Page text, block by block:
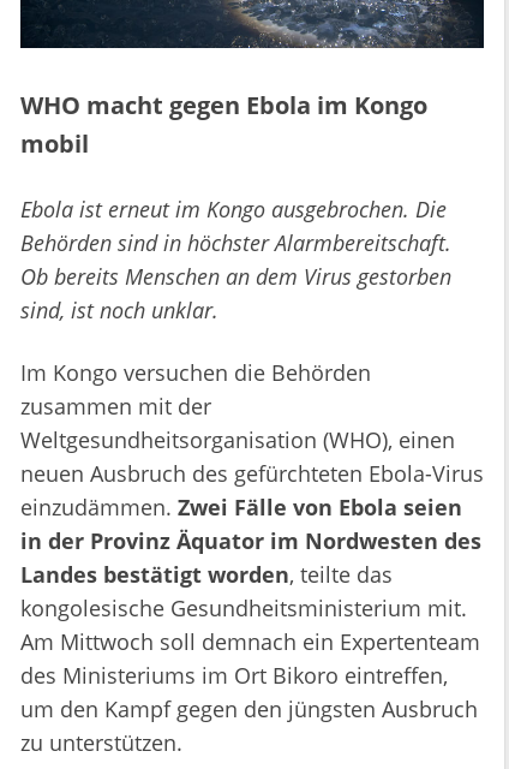
WHO macht gegen Ebola im Kongo
mobil
Ebola ist erneut im Kongo ausgebrochen. Die
Behörden sind in höchster Alarmbereitschaft.
Ob bereits Menschen an dem Virus gestorben
sind, ist noch unklar.
Im Kongo versuchen die Behörden
zusammen mit der
Weltgesundheitsorganisation (WHO), einen
neuen Ausbruch des gefürchteten Ebola-Virus
einzudämmen. Zwei Fälle von Ebola seien
in der Provinz Äquator im Nordwesten des
Landes bestätigt worden, teilte das
kongolesische Gesundheitsministerium mit.
Am Mittwoch soll demnach ein Expertenteam
des Ministeriums im Ort Bikoro eintreffen,
um den Kampf gegen den jüngsten Ausbruch
zu unterstützen.